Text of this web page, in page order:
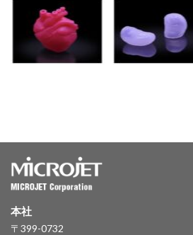
本社
〒399-0732